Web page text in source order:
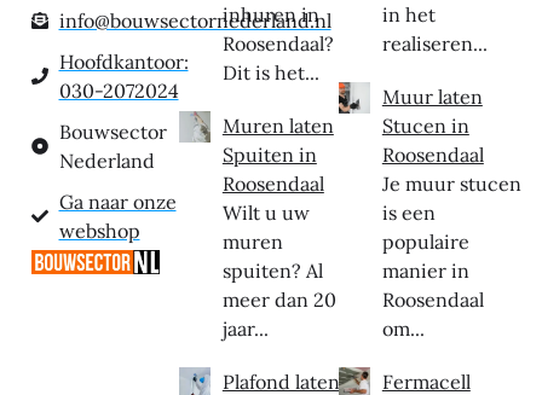
info@bouwsectornederland.nl
Hoofdkantoor:
030-2072024
Bouwsector
Nederland
Ga naar onze
webshop
inhuren in
Roosendaal?
Dit is het...
Muren laten
Spuiten in
Roosendaal
Wilt u uw
muren
spuiten? Al
meer dan 20
jaar...
Plafond laten
in het
realiseren...
Muur laten
Stucen in
Roosendaal
Je muur stucen
is een
populaire
manier in
Roosendaal
om...
Fermacell